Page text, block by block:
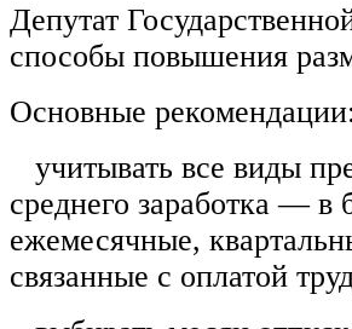
Депутат
способы повышения
Основные рекомендации:
учитывать все виды
среднего заработка — в
ежемесячные,
связанные с оплатой